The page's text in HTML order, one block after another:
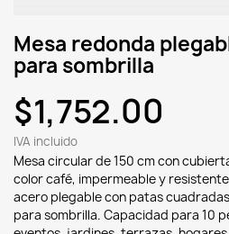
Mesa redonda
para sombrilla
$1,752.00
IVA incluido
Mesa circular de 150 cm con
color café, impermeable y
acero plegable con patas
para sombrilla. Capacidad para 10